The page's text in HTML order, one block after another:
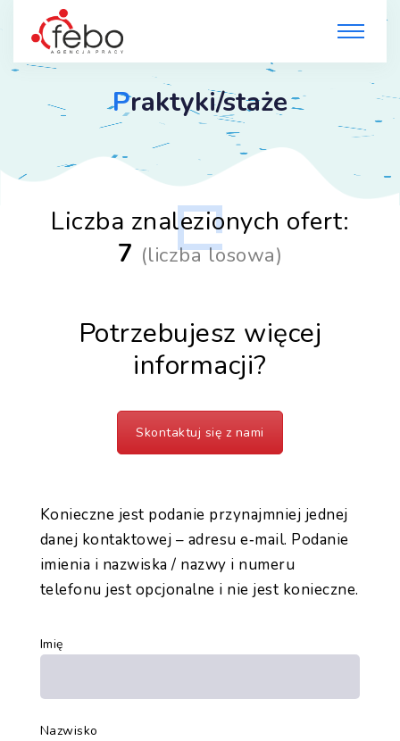
Praktyki/staże
Liczba znalezionych ofert:
7 (liczba losowa)
Potrzebujesz więcej
informacji?
Skontaktuj się z nami
Konieczne jest podanie przynajmniej jednej
danej kontaktowej – adresu e‑mail. Podanie
imienia i nazwiska / nazwy i numeru
telefonu jest opcjonalne i nie jest konieczne.
Imię
Nazwisko